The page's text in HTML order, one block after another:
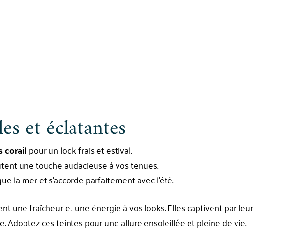
et éclatantes
corailpour un look frais et estival.
une touche audacieuse à vos tenues.
la mer et s’accorde parfaitement avec l’été.
une fraîcheur et une énergie à vos looks. Elles captivent par leur
Adoptez ces teintes pour une allure ensoleillée et pleine de vie.